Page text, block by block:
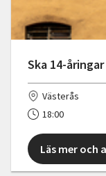
Ska 14-
Västerås
18:00
Läs mer och